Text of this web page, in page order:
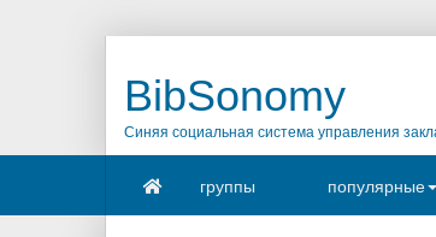
BibSonomy
Синяя социальная система управления
группы популярные